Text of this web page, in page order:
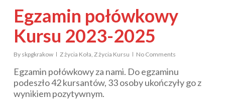
Egzamin połówkowy
Kursu 2023-2025
By skpgkrakow Z życia Koła, Z życia Kursu No Comments
Egzamin połówkowy za nami. Do egzaminu
podeszło 42 kursantów, 33 osoby ukończyły go z
wynikiem pozytywnym.